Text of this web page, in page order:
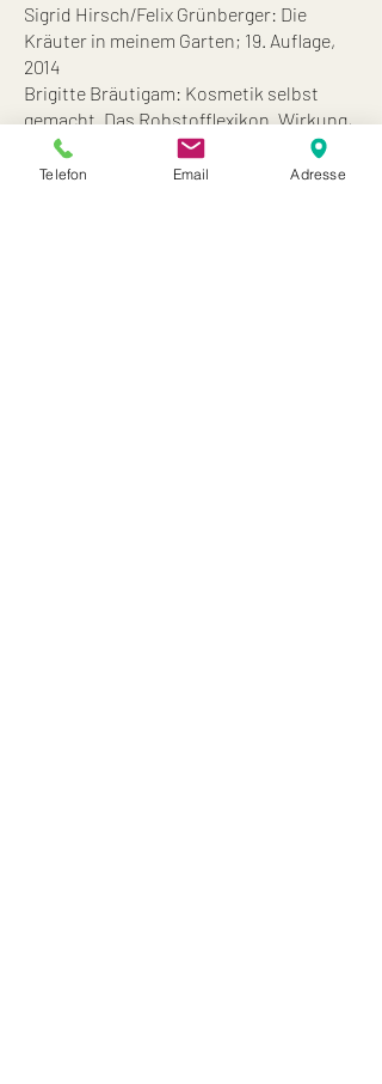
Sigrid Hirsch/Felix Grünberger: Die
Kräuter in meinem Garten; 19. Auflage,
2014
Brigitte Bräutigam: Kosmetik selbst
gemacht. Das Rohstofflexikon. Wirkung,
Verarbeitung, Anwendung; 2013
Telefon Email Adresse